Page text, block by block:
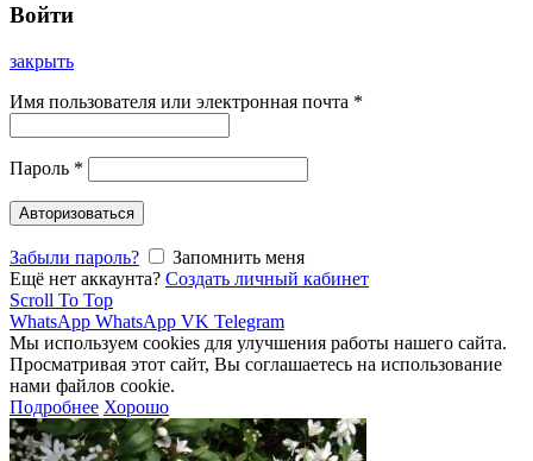
Войти
закрыть
Имя пользователя или электронная почта *
Пароль *
Авторизоваться
Забыли пароль?
Запомнить меня
Ещё нет аккаунта? Создать личный кабинет
Scroll To Top
WhatsApp WhatsApp VK Telegram
Мы используем cookies для улучшения работы нашего сайта.
Просматривая этот сайт, Вы соглашаетесь на использование
нами файлов cookie.
Подробнее Хорошо